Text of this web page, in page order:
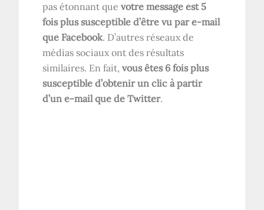
pas étonnant quevotre message est 5
fois plus susceptible d’être vu par e-mail
que Facebook. D’autres réseaux de
médias sociaux ont des résultats
similaires. En fait,vous êtes 6 fois plus
susceptible d’obtenir un clic à partir
d’un e-mail que de Twitter.